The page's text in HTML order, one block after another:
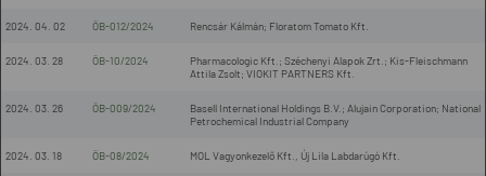
2024. 04. 02 ÖB-012/2024 Rencsár Kálmán; Floratom Tomato Kft.
2024. 03. 28 ÖB-10/2024
Pharmacologic Kft.; Széchenyi Alapok Zrt.; Kis-Fleischmann
Attila Zsolt; VIOKIT PARTNERS Kft.
2024. 03. 26 ÖB-009/2024
Basell International Holdings B.V.; Alujain Corporation; National
Petrochemical Industrial Company
2024. 03. 18 ÖB-08/2024 MOL Vagyonkezelő Kft., Új Lila Labdarúgó Kft.